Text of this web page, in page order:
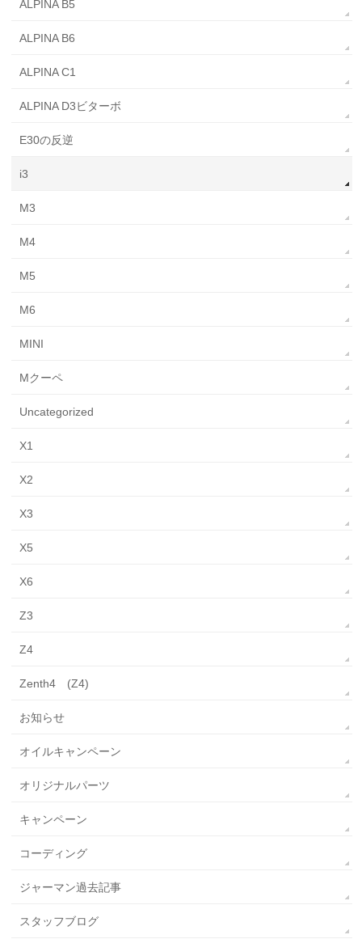
ALPINA B5
ALPINA B6
ALPINA C1
ALPINA D3ビターボ
E30の反逆
i3
M3
M4
M5
M6
MINI
Mクーペ
Uncategorized
X1
X2
X3
X5
X6
Z3
Z4
Zenth4 (Z4)
お知らせ
オイルキャンペーン
オリジナルパーツ
キャンペーン
コーディング
ジャーマン過去記事
スタッフブログ